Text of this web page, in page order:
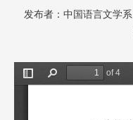
发布者：中国语言文学系